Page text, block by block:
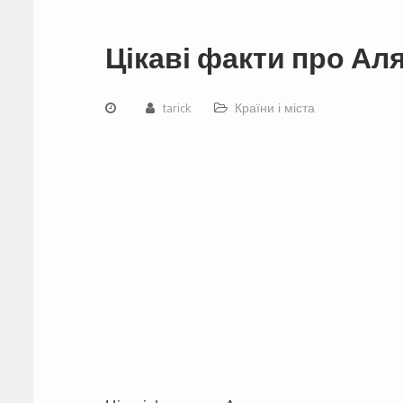
Цікаві факти про
tarick Країни і міста